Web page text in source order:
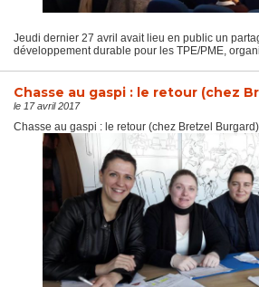
Jeudi dernier 27 avril avait lieu en public un
développement durable pour les TPE/PME,
Chasse au gaspi : le retour (chez
le 17 avril 2017
Chasse au gaspi : le retour (chez Bretzel Burgard)